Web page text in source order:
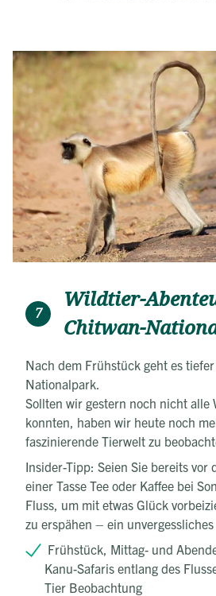
7
Wildtier-
Chitwan-
Nach dem Frühstück geht es
Nationalpark.
Sollten wir gestern noch nicht alle
konnten, haben wir heute noch
faszinierende Tierwelt zu
Insider-Tipp: Seien Sie bereits vor
einer Tasse Tee oder Kaffee bei
Fluss, um mit etwas Glück
zu erspähen – ein
Frühstück, Mittag- und
Kanu-Safaris entlang des
Tier Beobachtung